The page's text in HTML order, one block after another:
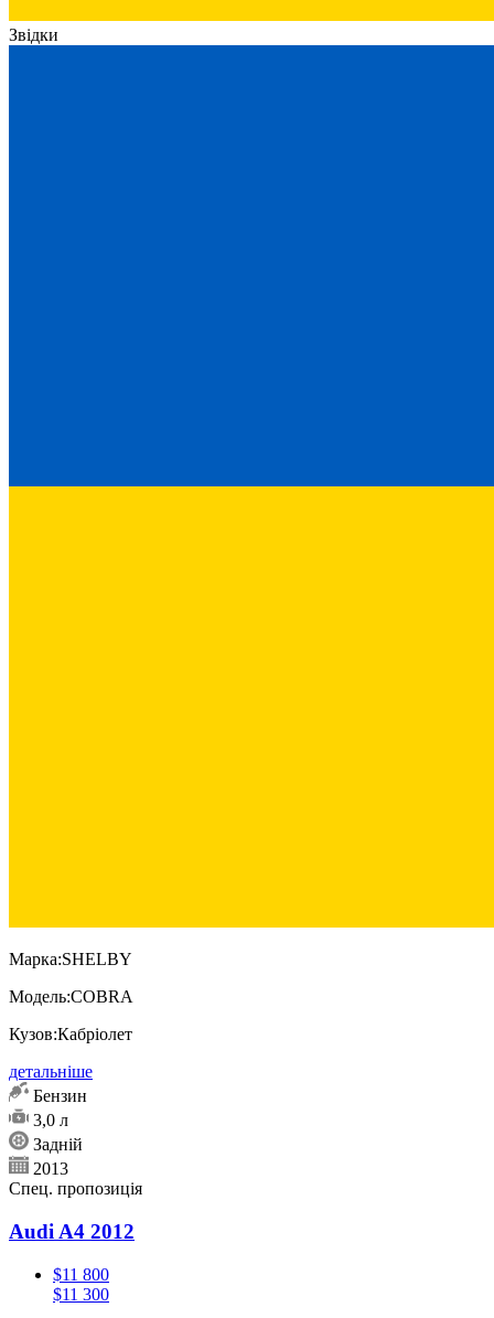
Звідки
Марка:SHELBY
Модель:COBRA
Кузов:Кабріолет
детальніше
Бензин
3,0 л
Задній
2013
Спец. пропозиція
Audi A4 2012
$11 800
$11 300